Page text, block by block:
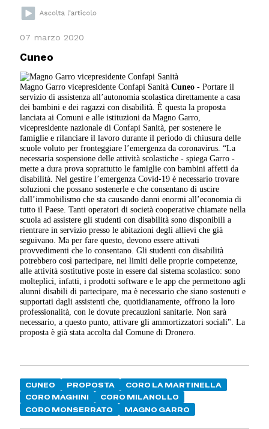
07 marzo 2020
Cuneo
Magno Garro vicepresidente Confapi SanitàCuneo - Portare il
servizio di assistenza all’autonomia scolastica direttamente a casa
dei bambini e dei ragazzi con disabilità. È questa la proposta
lanciata ai Comuni e alle istituzioni da Magno Garro,
vicepresidente nazionale di Confapi Sanità, per sostenere le
famiglie e rilanciare il lavoro durante il periodo di chiusura delle
scuole voluto per fronteggiare l’emergenza da coronavirus. “La
necessaria sospensione delle attività scolastiche - spiega Garro -
mette a dura prova soprattutto le famiglie con bambini affetti da
disabilità. Nel gestire l’emergenza Covid-19 è necessario trovare
soluzioni che possano sostenerle e che consentano di uscire
dall’immobilismo che sta causando danni enormi all’economia di
tutto il Paese. Tanti operatori di società cooperative chiamate nella
scuola ad assistere gli studenti con disabilità sono disponibili a
rientrare in servizio presso le abitazioni degli allievi che già
seguivano. Ma per fare questo, devono essere attivati
provvedimenti che lo consentano. Gli studenti con disabilità
potrebbero così partecipare, nei limiti delle proprie competenze,
alle attività sostitutive poste in essere dal sistema scolastico: sono
molteplici, infatti, i prodotti software e le app che permettono agli
alunni disabili di partecipare, ma è necessario che siano sostenuti e
supportati dagli assistenti che, quotidianamente, offrono la loro
professionalità, con le dovute precauzioni sanitarie. Non sarà
necessario, a questo punto, attivare gli ammortizzatori sociali". La
proposta è già stata accolta dal Comune di Dronero.
CUNEO PROPOSTA
CORO LA MARTINELLA
CORO MAGHINI
CORO MILANOLLO
CORO MONSERRATO
MAGNO GARRO